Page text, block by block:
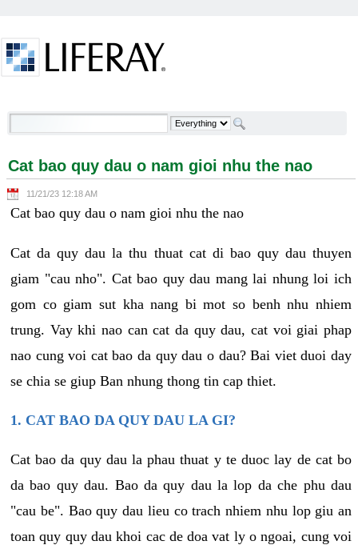
Cat bao quy dau o nam gioi nhu the nao - Welcome
Cat bao quy dau o nam gioi nhu the nao
11/21/23 12:18 AM
Cat bao quy dau o nam gioi nhu the nao
Cat da quy dau la thu thuat cat di bao quy dau thuyen
giam "cau nho". Cat bao quy dau mang lai nhung loi ich
gom co giam sut kha nang bi mot so benh nhu nhiem
trung. Vay khi nao can cat da quy dau, cat voi giai phap
nao cung voi cat bao da quy dau o dau? Bai viet duoi day
se chia se giup Ban nhung thong tin cap thiet.
1. CAT BAO DA QUY DAU LA GI?
Cat bao da quy dau la phau thuat y te duoc lay de cat bo
da bao quy dau. Bao da quy dau la lop da che phu dau
"cau be". Bao quy dau lieu co trach nhiem nhu lop giu an
toan quy quy dau khoi cac de doa vat ly o ngoai, cung voi